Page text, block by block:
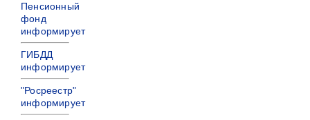
Пенсионный
фонд
информирует
ГИБДД
информирует
"Росреестр"
информирует